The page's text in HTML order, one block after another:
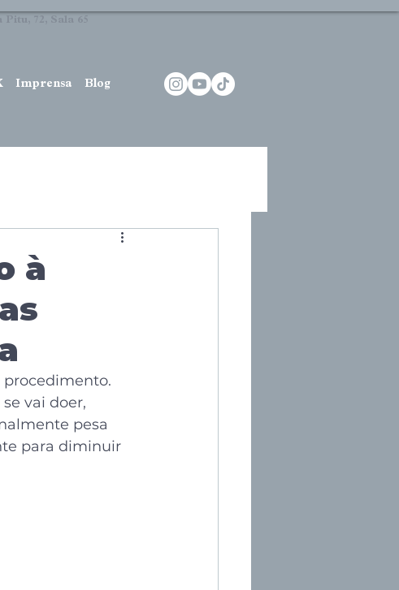
72, Sala 65
Imprensa Blog
à
procedimento.
vai doer,
pesa
para diminuir